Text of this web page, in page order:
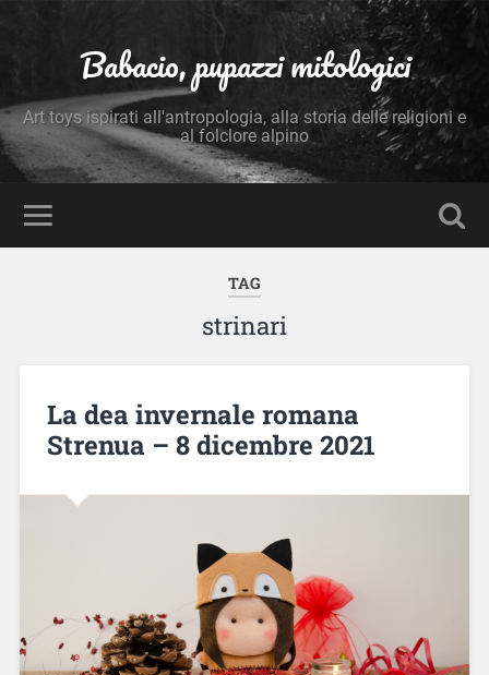
Babacio, pupazzi mitologici
Art toys ispirati all'antropologia, alla storia delle religioni e
al folclore alpino
TAG
strinari
La dea invernale romana
Strenua – 8 dicembre 2021